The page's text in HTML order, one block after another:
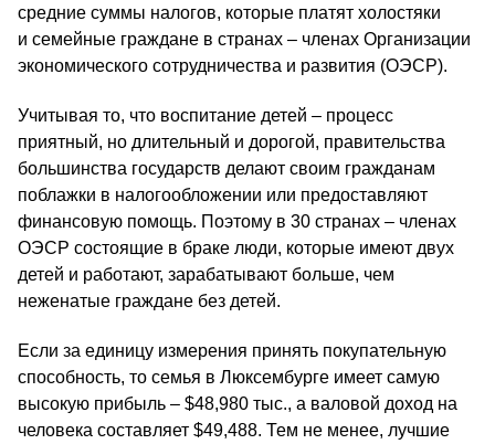
средние суммы налогов, которые платят холостяки
и семейные граждане в странах – членах Организации
экономического сотрудничества и развития (OЭCР).
Учитывая то, что воспитание детей – процесс
приятный, но длительный и дорогой, правительства
большинства государств делают своим гражданам
поблажки в налогообложении или предоставляют
финансовую помощь. Поэтому в 30 странах – членах
OЭCР состоящие в браке люди, которые имеют двух
детей и работают, зарабатывают больше, чем
неженатые граждане без детей.
Если за единицу измерения принять покупательную
способность, то семья в Люксембурге имеет самую
высокую прибыль – $48,980 тыс., а валовой доход на
человека составляет $49,488. Тем не менее, лучшие